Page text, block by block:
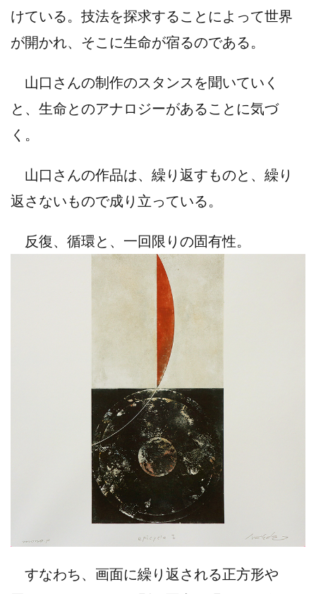
けている。技法を探求することによって世界
が開かれ、そこに生命が宿るのである。
山口さんの制作のスタンスを聞いていく
と、生命とのアナロジーがあることに気づ
く。
山口さんの作品は、繰り返すものと、繰り
返さないもので成り立っている。
反復、循環と、一回限りの固有性。
すなわち、画面に繰り返される正方形や